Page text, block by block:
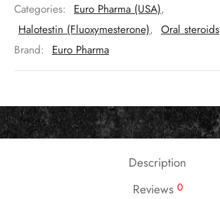
Categories: Euro Pharma (USA),
Halotestin (Fluoxymesterone), Oral steroids
Brand:
Euro Pharma
Description
Reviews 0